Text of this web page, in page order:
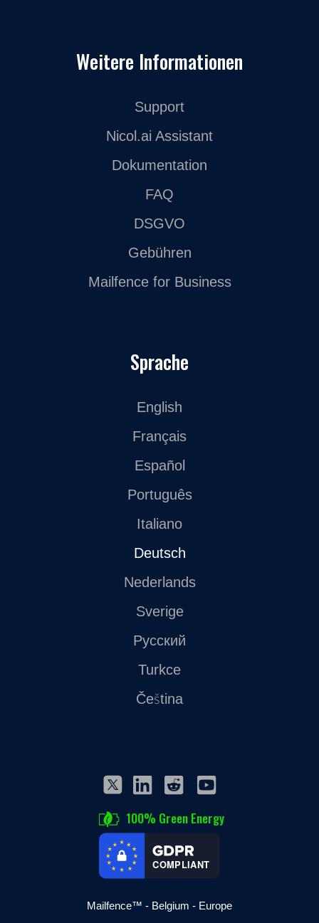
Weitere Informationen
Support
Nicol.ai Assistant
Dokumentation
FAQ
DSGVO
Gebühren
Mailfence for Business
Sprache
English
Français
Español
Português
Italiano
Deutsch
Nederlands
Sverige
Русский
Turkce
Čeština
100% Green Energy
COMPLIANT
Mailfence™ - Belgium - Europe